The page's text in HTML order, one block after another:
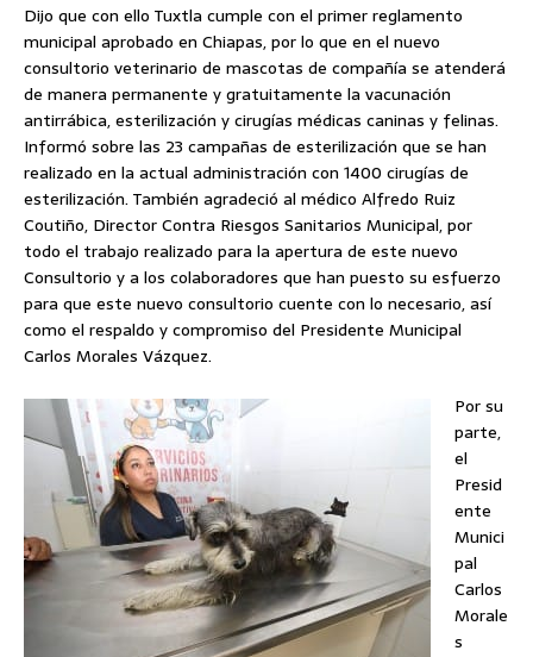
Dijo que con ello Tuxtla cumple con el primer reglamento
municipal aprobado en Chiapas, por lo que en el nuevo
consultorio veterinario de mascotas de compañía se atenderá
de manera permanente y gratuitamente la vacunación
antirrábica, esterilización y cirugías médicas caninas y felinas.
Informó sobre las 23 campañas de esterilización que se han
realizado en la actual administración con 1400 cirugías de
esterilización. También agradeció al médico Alfredo Ruiz
Coutiño, Director Contra Riesgos Sanitarios Municipal, por
todo el trabajo realizado para la apertura de este nuevo
Consultorio y a los colaboradores que han puesto su esfuerzo
para que este nuevo consultorio cuente con lo necesario, así
como el respaldo y compromiso del Presidente Municipal
Carlos Morales Vázquez.
Por su
parte,
el
Presid
ente
Munici
pal
Carlos
Morale
s